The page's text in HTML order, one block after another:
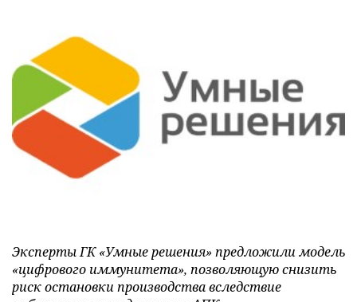
Эксперты ГК «Умные решения» предложили модель
«цифрового иммунитета», позволяющую снизить
риск остановки производства вследствие